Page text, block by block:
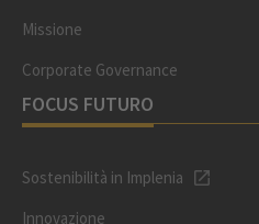
Missione
Corporate Governance
FOCUS FUTURO
Sostenibilità in Implenia
Innovazione